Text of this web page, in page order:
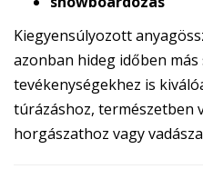
Kiegyensúlyozott
azonban hideg időben más
tevékenységekhez is
túrázáshoz, természetben
horgászathoz vagy